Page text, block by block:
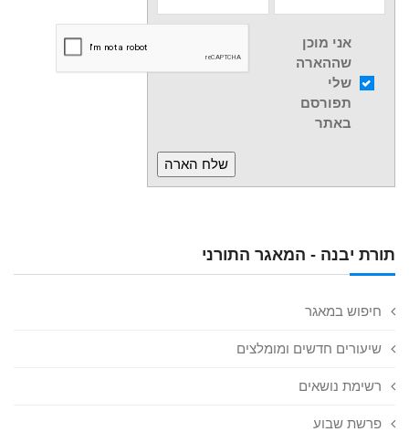
תורת יבנה - המאגר התורני
חיפוש במאגר
שיעורים חדשים ומומלצים
רשימת נושאים
פרשת שבוע
אני מוכן
שההארה
שלי
תפורסם
באתר